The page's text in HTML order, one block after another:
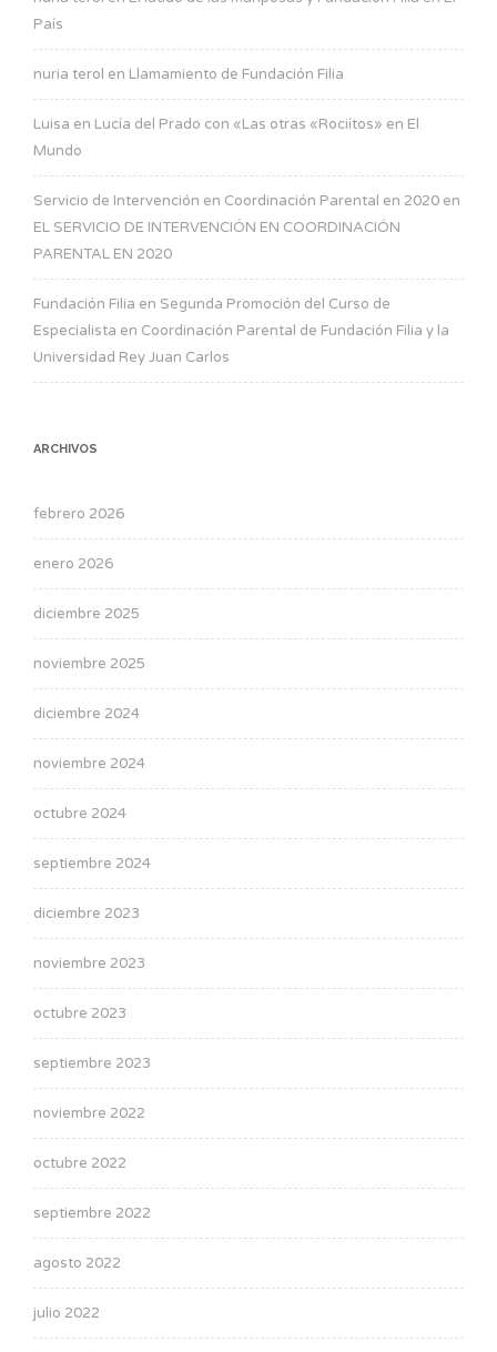
País
nuria terol en Llamamiento de Fundación Filia
Luisa en Lucía del Prado con «Las otras «Rociítos» en El
Mundo
Servicio de Intervención en Coordinación Parental en 2020 en
EL SERVICIO DE INTERVENCIÓN EN COORDINACIÓN
PARENTAL EN 2020
Fundación Filia en Segunda Promoción del Curso de
Especialista en Coordinación Parental de Fundación Filia y la
Universidad Rey Juan Carlos
ARCHIVOS
febrero 2026
enero 2026
diciembre 2025
noviembre 2025
diciembre 2024
noviembre 2024
octubre 2024
septiembre 2024
diciembre 2023
noviembre 2023
octubre 2023
septiembre 2023
noviembre 2022
octubre 2022
septiembre 2022
agosto 2022
julio 2022